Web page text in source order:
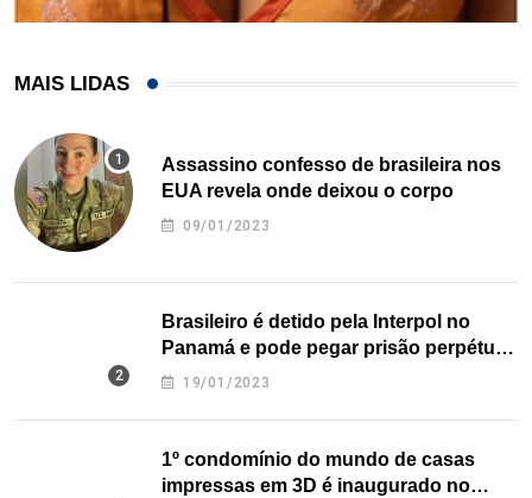
MAIS LIDAS
Assassino confesso de brasileira nos
EUA revela onde deixou o corpo
09/01/2023
Brasileiro é detido pela Interpol no
Panamá e pode pegar prisão perpétua
nos EUA
19/01/2023
1º condomínio do mundo de casas
impressas em 3D é inaugurado no